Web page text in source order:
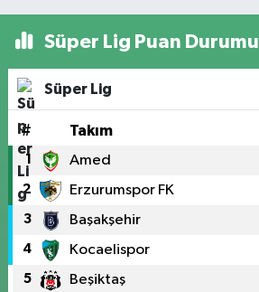
Süper Lig Puan Durumu
Süper Lig
# Takım
1 Amed
2 Erzurumspor FK
3 Başakşehir
4 Kocaelispor
5 Beşiktaş